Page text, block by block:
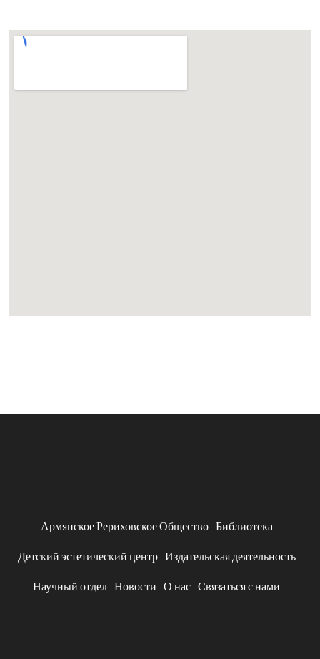
Армянское Рериховское Общество Библиотека
Детский эстетический центр Издательская деятельность
Научный отдел Новости О нас Связаться с нами